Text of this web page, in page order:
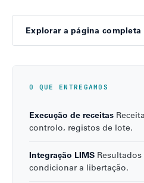
Explorar a página
O QUE ENTREGAMOS
Execução de receitas
controlo, registos de lote.
Integração LIMS
condicionar a libertação.